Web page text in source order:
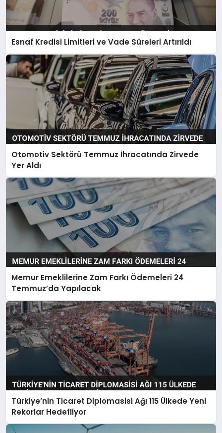
Esnaf Kredisi Limitleri ve Vade Süreleri Artırıldı
Otomotiv Sektörü Temmuz İhracatında Zirvede
Yer Aldı
Memur Emeklilerine Zam Farkı Ödemeleri 24
Temmuz’da Yapılacak
Türkiye’nin Ticaret Diplomasisi Ağı 115 Ülkede Yeni
Rekorlar Hedefliyor